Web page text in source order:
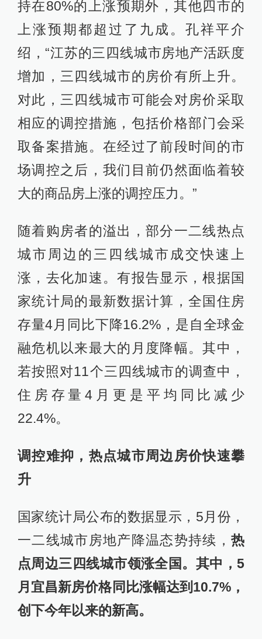
持在80%的上涨预期外，其他四市的
上涨预期都超过了九成。孔祥平介
绍，“江苏的三四线城市房地产活跃度
增加，三四线城市的房价有所上升。
对此，三四线城市可能会对房价采取
相应的调控措施，包括价格部门会采
取备案措施。在经过了前段时间的市
场调控之后，我们目前仍然面临着较
大的商品房上涨的调控压力。”
随着购房者的溢出，部分一二线热点
城市周边的三四线城市成交快速上
涨，去化加速。有报告显示，根据国
家统计局的最新数据计算，全国住房
存量4月同比下降16.2%，是自全球金
融危机以来最大的月度降幅。其中，
若按照对11个三四线城市的调查中，
住房存量4月更是平均同比减少
22.4%。
调控难抑，热点城市周边房价快速攀
升
国家统计局公布的数据显示，5月份，
一二线城市房地产降温态势持续，热
点周边三四线城市领涨全国。其中，5
月宜昌新房价格同比涨幅达到10.7%，
创下今年以来的新高。